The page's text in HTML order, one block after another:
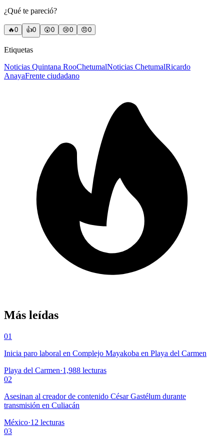
¿Qué te pareció?
🔥0 👍0 😲0 😢0 😠0
Etiquetas
Noticias Quintana RooChetumalNoticias ChetumalRicardo
AnayaFrente ciudadano
Más leídas
01
Inicia paro laboral en Complejo Mayakoba en Playa del Carmen
Playa del Carmen·1,988 lecturas
02
Asesinan al creador de contenido César Gastélum durante
transmisión en Culiacán
México·12 lecturas
03